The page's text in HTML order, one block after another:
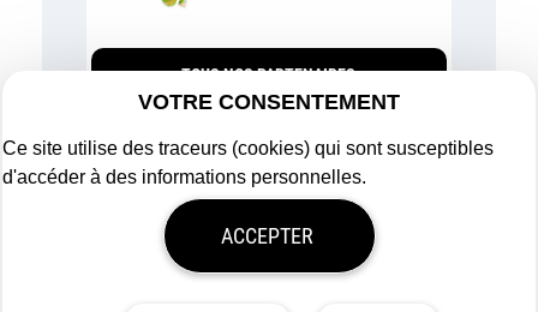
TOUS NOS PARTENAIRES
Mentions légales
Politique de confidentialité
VOTRE CONSENTEMENT
Ce site utilise des traceurs (cookies) qui sont susceptibles
d'accéder à des informations personnelles.
ACCEPTER